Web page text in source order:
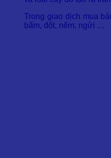
Trong giao dịch mua
bấm, đốt, nếm, ngửi …